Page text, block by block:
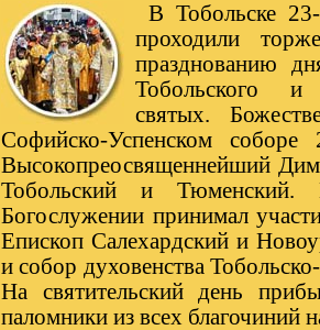
В Тобольске
проходили
празднованию
Тобольского
святых.
Софийско-Успенском соборе
Высокопреосвященнейший
Тобольский и
Богослужении принимал
Епископ Салехардский и
и собор духовенства
На святительский день
паломники из всех благочиний